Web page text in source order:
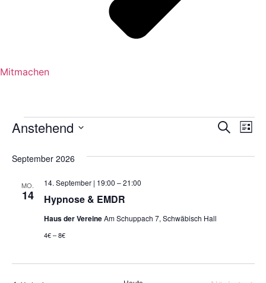
Mitmachen
Veranstaltungen SucheListe
Anstehend
September 2026
MO.
14 Hypnose & EMDR
14. September | 19:00 –21:00
Haus der VereineAm Schuppach 7, Schwäbisch Hall
4€ – 8€